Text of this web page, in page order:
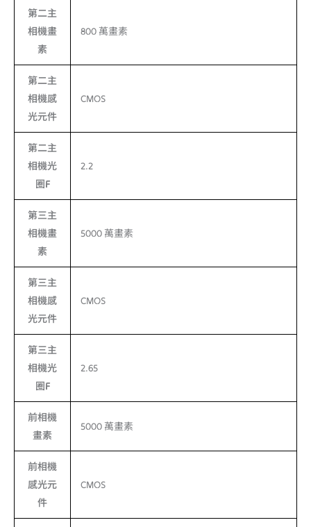
第二主
相機畫
素
800 萬畫素
第二主
相機感
光元件
CMOS
第二主
相機光
圈F
2.2
第三主
相機畫
素
5000 萬畫素
第三主
相機感
光元件
CMOS
第三主
相機光
圈F
2.65
前相機
畫素
5000 萬畫素
前相機
感光元
件
CMOS